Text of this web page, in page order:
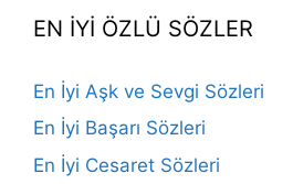
EN İYİ ÖZLÜ SÖZLER
En İyi Aşk ve Sevgi Sözleri
En İyi Başarı Sözleri
En İyi Cesaret Sözleri